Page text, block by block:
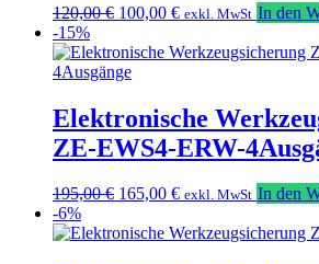
120,00€ Ursprünglicher
war:
120,00 €
100,00 €Aktueller
ist:
exkl. MwSt In den
-15%
Elektronische
ZE-EWS4-ERW-
195,00€ Ursprünglicher
war:
165,00 €Aktueller
ist:
exkl. MwSt In den
-6%